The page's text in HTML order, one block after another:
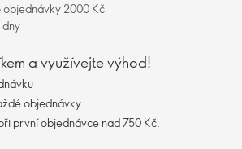
objednávky 2000 Kč
a využívejte výhod!
objednávky
první objednávce nad 750 Kč.